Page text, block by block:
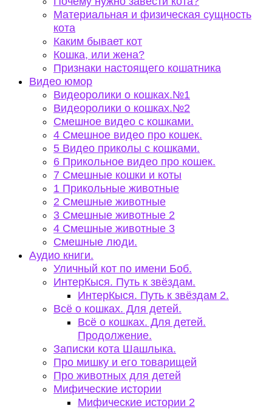
Материальная и физическая сущность
кота
Каким бывает кот
Кошка, или жена?
Признаки настоящего кошатника
Видео юмор
Видеоролики о кошках.№1
Видеоролики о кошках.№2
Смешное видео с кошками.
4 Смешное видео про кошек.
5 Видео приколы с кошками.
6 Прикольное видео про кошек.
7 Смешные кошки и коты
1 Прикольные животные
2 Смешные животные
3 Смешные животные 2
4 Смешные животные 3
Смешные люди.
Аудио книги.
Уличный кот по имени Боб.
ИнтерКыся. Путь к звёздам.
ИнтерКыся. Путь к звёздам 2.
Всё о кошках. Для детей.
Всё о кошках. Для детей.
Продолжение.
Записки кота Шашлыка.
Про мишку и его товарищей
Про животных для детей
Мифические истории
Мифические истории 2